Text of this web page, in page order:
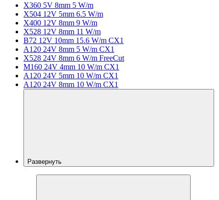
X360 5V 8mm 5 W/m
X504 12V 5mm 6.5 W/m
X400 12V 8mm 9 W/m
X528 12V 8mm 11 W/m
B72 12V 10mm 15.6 W/m CX1
A120 24V 8mm 5 W/m CX1
X528 24V 8mm 6 W/m FreeCut
M160 24V 4mm 10 W/m CX1
A120 24V 5mm 10 W/m CX1
A120 24V 8mm 10 W/m CX1
Развернуть